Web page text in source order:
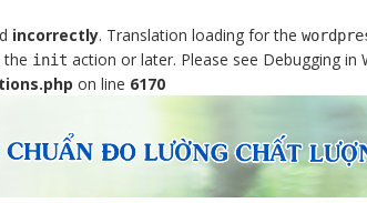
incorrectly. Translation loading for the
the init action or later. Please see Debugging in
on line 6170